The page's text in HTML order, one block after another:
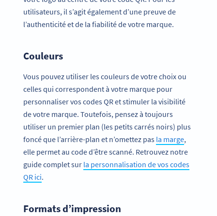
utilisateurs, il s’agit également d’une preuve de
l’authenticité et de la fiabilité de votre marque.
Couleurs
Vous pouvez utiliser les couleurs de votre choix ou
celles qui correspondent à votre marque pour
personnaliser vos codes QR et stimuler la visibilité
de votre marque. Toutefois, pensez à toujours
utiliser un premier plan (les petits carrés noirs) plus
foncé que l’arrière-plan et n’omettez pas la marge,
elle permet au code d’être scanné. Retrouvez notre
guide complet sur la personnalisation de vos codes
QR ici.
Formats d’impression